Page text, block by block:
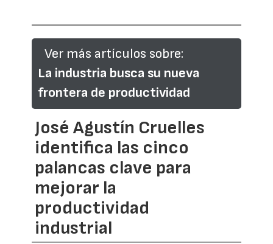
Ver más artículos sobre:
La industria busca su nueva
frontera de productividad
José Agustín Cruelles
identifica las cinco
palancas clave para
mejorar la
productividad
industrial